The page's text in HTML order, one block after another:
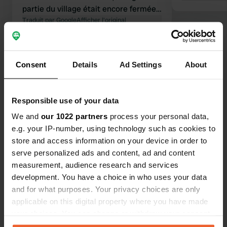
Consent Details Ad Settings About
Responsible use of your data
We and our 1022 partners process your personal data,
e.g. your IP-number, using technology such as cookies to
store and access information on your device in order to
serve personalized ads and content, ad and content
measurement, audience research and services
development. You have a choice in who uses your data
and for what purposes. Your privacy choices are only
applicable on this digital property where you have made
partie du village était encore fermée.
L'eau courante était coupée. Un peu
petite quantité. Le robinet principal
était toujours hors service.
Traduit par GoogleAfficher l'original
Contact
Emplacement
Rue Georges Girouy
Copie